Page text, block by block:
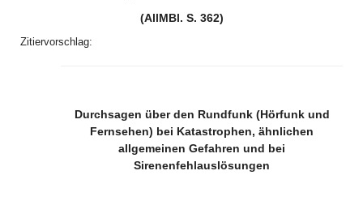
(AllMBl. S. 362)
Zitiervorschlag:
Durchsagen über den Rundfunk (Hörfunk und
Fernsehen) bei Katastrophen, ähnlichen
allgemeinen Gefahren und bei
Sirenenfehlauslösungen